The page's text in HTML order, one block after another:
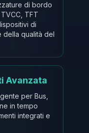
di bordo
TFT
di
della qualità del
Avanzata
per Bus,
in tempo
integrati e